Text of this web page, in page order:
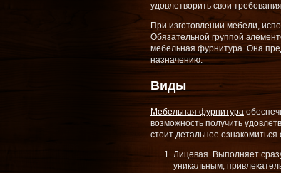
удовлетворить свои
При изготовлении мебели,
Обязательной группой
мебельная фурнитура. Она
назначению.
Виды
Мебельная фурнитура
возможность получить
стоит детальнее ознакомиться
Лицевая. Выполняет
уникальным,